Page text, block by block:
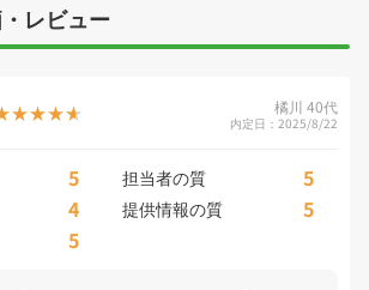
レビュー
橘川 40代
内定日：2025/8/22
5 担当者の質 5
4 提供情報の質 5
5